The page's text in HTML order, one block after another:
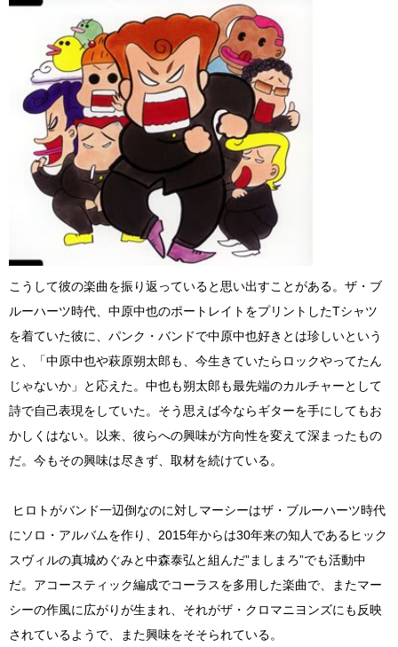
こうして彼の楽曲を振り返っていると思い出すことがある。ザ・ブ
ルーハーツ時代、中原中也のポートレイトをプリントしたTシャツ
を着ていた彼に、パンク・バンドで中原中也好きとは珍しいという
と、「中原中也や萩原朔太郎も、今生きていたらロックやってたん
じゃないか」と応えた。中也も朔太郎も最先端のカルチャーとして
詩で自己表現をしていた。そう思えば今ならギターを手にしてもお
かしくはない。以来、彼らへの興味が方向性を変えて深まったもの
だ。今もその興味は尽きず、取材を続けている。
ヒロトがバンド一辺倒なのに対しマーシーはザ・ブルーハーツ時代
にソロ・アルバムを作り、2015年からは30年来の知人であるヒック
スヴィルの真城めぐみと中森泰弘と組んだ”ましまろ”でも活動中
だ。アコースティック編成でコーラスを多用した楽曲で、またマー
シーの作風に広がりが生まれ、それがザ・クロマニヨンズにも反映
されているようで、また興味をそそられている。